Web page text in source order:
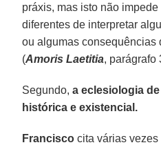
práxis, mas isto não
diferentes de interpretar
ou algumas consequências
(Amoris Laetitia, parágrafo
Segundo,a eclesiologia
histórica e existencial.
Francisco cita várias